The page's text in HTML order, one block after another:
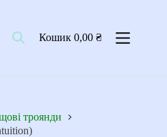
Кошик0,00₴
троянди